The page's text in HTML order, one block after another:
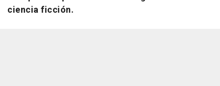
ciencia ficción.